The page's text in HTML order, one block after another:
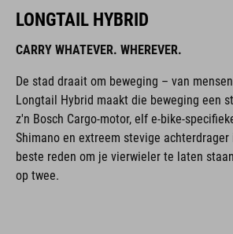
LONGTAIL HYBRID
CARRY WHATEVER. WHEREVER.
De stad draait om beweging – van
Longtail Hybrid maakt die beweging een
z'n Bosch Cargo-motor, elf e-bike-
Shimano en extreem stevige
beste reden om je vierwieler te laten
op twee.